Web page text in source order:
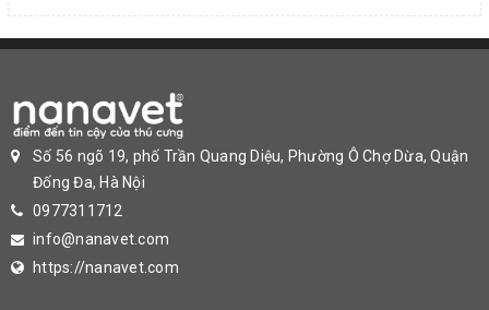
Số 56 ngõ 19, phố Trần Quang Diệu, Phường Ô Chợ Dừa, Quận
Đống Đa, Hà Nội
0977311712
info@nanavet.com
https://nanavet.com